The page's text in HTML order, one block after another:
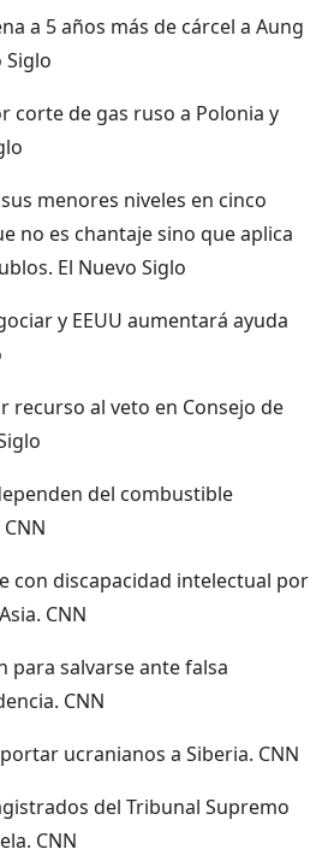
a 5 años más de cárcel a Aung
Siglo
corte de gas ruso a Polonia y
menores niveles en cinco
no es chantaje sino que aplica
El Nuevo Siglo
y EEUU aumentará ayuda
recurso al veto en Consejo de
del combustible
con discapacidad intelectual por
CNN
para salvarse ante falsa
CNN
ucranianos a Siberia. CNN
del Tribunal Supremo
CNN